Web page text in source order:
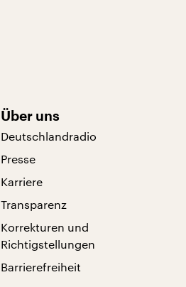
Über uns
Deutschlandradio
Presse
Karriere
Transparenz
Korrekturen und
Richtigstellungen
Barrierefreiheit